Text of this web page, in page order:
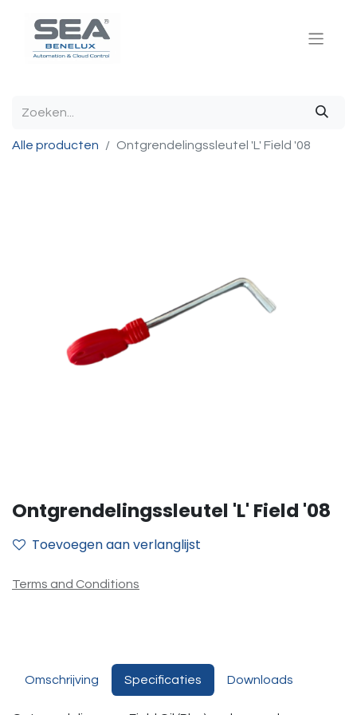
Alle producten Ontgrendelingssleutel 'L' Field '08
Ontgrendelingssleutel 'L' Field '08
Toevoegen aan verlanglijst
Terms and Conditions
Omschrijving Specificaties Downloads